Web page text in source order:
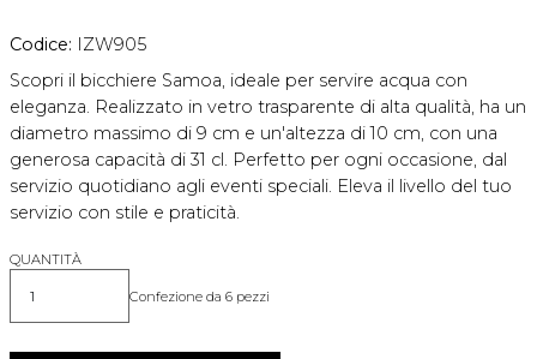
Codice:
IZW905
Scopri il bicchiere Samoa, ideale per servire acqua con
eleganza. Realizzato in vetro trasparente di alta qualità, ha un
diametro massimo di 9 cm e un'altezza di 10 cm, con una
generosa capacità di 31 cl. Perfetto per ogni occasione, dal
servizio quotidiano agli eventi speciali. Eleva il livello del tuo
servizio con stile e praticità.
QUANTITÀ
Quantità Confezione da 6 pezzi